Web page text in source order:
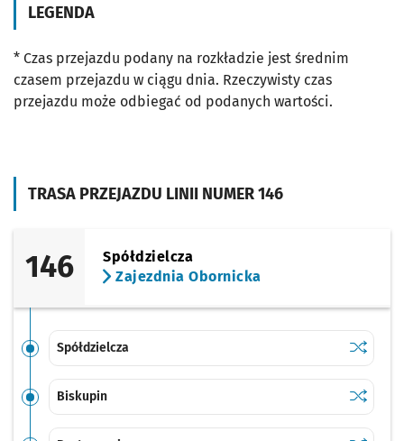
TRASA PRZEJAZDU LINII NUMER 146
146
Spółdzielcza
Zajezdnia Obornicka
Spółdzielcza Sprawdź
Biskupin Sprawdź
Biskupin
LEGENDA
* Czas przejazdu podany na rozkładzie jest średnim
czasem przejazdu w ciągu dnia. Rzeczywisty czas
przejazdu może odbiegać od podanych wartości.